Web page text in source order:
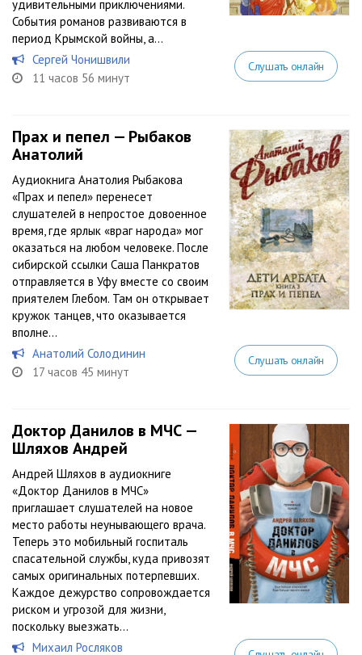
удивительными приключениями.
События романов развиваются в
период Крымской войны, а...
Сергей Чонишвили
11 часов 56 минут
Слушать онлайн
Прах и пепел — Рыбаков
Анатолий
Аудиокнига Анатолия Рыбакова
«Прах и пепел» перенесет
слушателей в непростое довоенное
время, где ярлык «враг народа» мог
оказаться на любом человеке. После
сибирской ссылки Саша Панкратов
отправляется в Уфу вместе со своим
приятелем Глебом. Там он открывает
кружок танцев, что оказывается
вполне...
Анатолий Солодинин
17 часов 45 минут
Слушать онлайн
Доктор Данилов в МЧС —
Шляхов Андрей
Андрей Шляхов в аудиокниге
«Доктор Данилов в МЧС»
приглашает слушателей на новое
место работы неунывающего врача.
Теперь это мобильный госпиталь
спасательной службы, куда привозят
самых оригинальных потерпевших.
Каждое дежурство сопровождается
риском и угрозой для жизни,
поскольку выезжать...
Михаил Росляков